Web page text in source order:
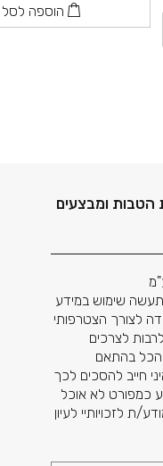
הוספה לסל
הטבות ומבצעים
שימוש במידע
לצורך הצטרפותי
לצרכים
והכל בהתאם
חייב להסכים לכך
כמפורט לא אוכל
ת לזכויותיי לעיון